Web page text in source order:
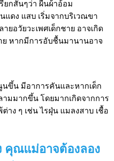
ยกสั้นๆว่า ผื่นผ้าอ้อม
ดง แสบ เริ่มจากบริเวณขา
ยอวัยวะเพศเด็กชาย อาจเกิด
ย หากมีการอับชื้นมานานอาจ
ขึ้น มีอาการคันและหากเด็ก
ามมากขึ้น โดยมากเกิดจากการ
าง ๆ เช่น ไรฝุ่น แมลงสาบ เชื้อ
คุณแม่อาจต้องลอง